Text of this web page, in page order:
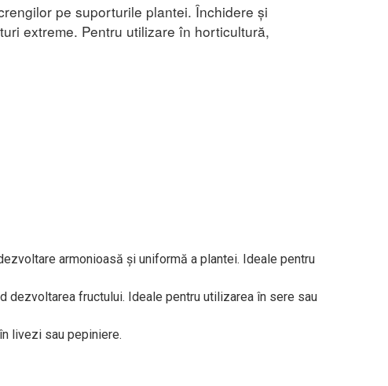
pe suporturile plantei. Închidere și
extreme. Pentru utilizare în horticultură,
armonioasă și uniformă a plantei. Ideale pentru
dezvoltarea fructului. Ideale pentru utilizarea în sere sau
livezi sau pepiniere.